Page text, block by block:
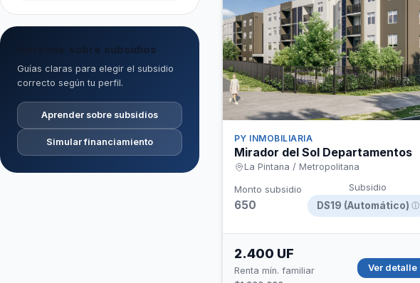
Aprende sobre subsidios
Guías claras para elegir el subsidio
correcto según tu perfil.
Aprender sobre subsidios
Simular financiamiento PY INMOBILIARIA
Mirador del Sol Departamentos
La Pintana / Metropolitana
Monto subsidio
650
Subsidio
DS19 (Automático) ⓘ
2.400 UF
Renta mín. familiar
Ver detalle